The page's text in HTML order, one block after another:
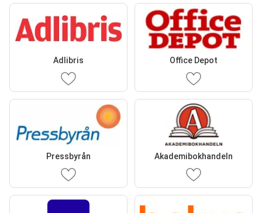
Adlibris Office Depot
Pressbyrån Akademibokhandeln